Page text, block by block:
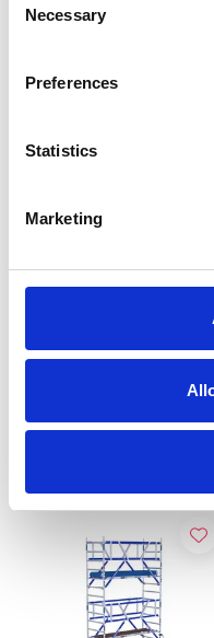
Selection
Necessary
Preferences
Statistics
Marketing
€1.879,00 €2.329,62